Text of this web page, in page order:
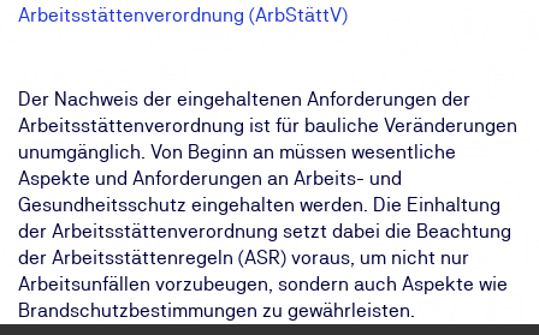
Arbeitsstättenverordnung (ArbStättV)
Der Nachweis der eingehaltenen Anforderungen der
Arbeitsstättenverordnung ist für bauliche Veränderungen
unumgänglich. Von Beginn an müssen wesentliche
Aspekte und Anforderungen an Arbeits- und
Gesundheitsschutz eingehalten werden. Die Einhaltung
der Arbeitsstättenverordnung setzt dabei die Beachtung
der Arbeitsstättenregeln (ASR) voraus, um nicht nur
Arbeitsunfällen vorzubeugen, sondern auch Aspekte wie
Brandschutzbestimmungen zu gewährleisten.